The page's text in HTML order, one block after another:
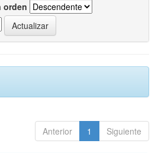
orden
Anterior 1 Siguiente